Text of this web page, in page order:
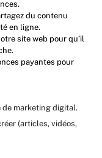
du contenu
en ligne.
site web pour qu’il
payantes pour
marketing digital.
(articles, vidéos,